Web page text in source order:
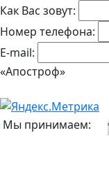
Как Вас зовут:
Номер телефона:
E-mail:
«Апостроф»
Мы принимаем: